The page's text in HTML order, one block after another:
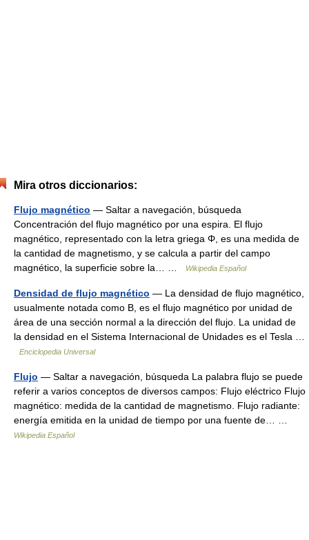
Mira otros diccionarios:
Flujo magnético — Saltar a navegación, búsqueda
Concentración del flujo magnético por una espira. El flujo
magnético, representado con la letra griega Φ, es una medida de
la cantidad de magnetismo, y se calcula a partir del campo
magnético, la superficie sobre la… …
Wikipedia Español
Densidad de flujo magnético — La densidad de flujo magnético,
usualmente notada como B, es el flujo magnético por unidad de
área de una sección normal a la dirección del flujo. La unidad de
la densidad en el Sistema Internacional de Unidades es el Tesla …
Enciclopedia Universal
Flujo — Saltar a navegación, búsqueda La palabra flujo se puede
referir a varios conceptos de diversos campos: Flujo eléctrico Flujo
magnético: medida de la cantidad de magnetismo. Flujo radiante:
energía emitida en la unidad de tiempo por una fuente de… …
Wikipedia Español